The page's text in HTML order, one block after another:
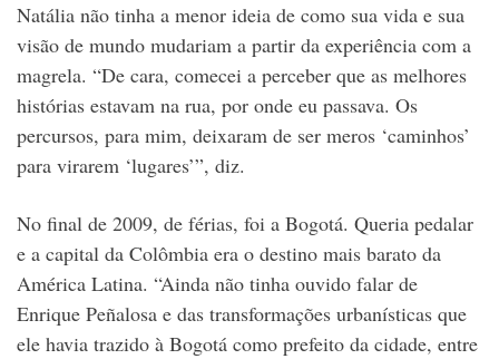
Natália não tinha a menor ideia de como sua vida e sua
visão de mundo mudariam a partir da experiência com a
magrela. “De cara, comecei a perceber que as melhores
histórias estavam na rua, por onde eu passava. Os
percursos, para mim, deixaram de ser meros ‘caminhos’
para virarem ‘lugares’”, diz.
No final de 2009, de férias, foi a Bogotá. Queria pedalar
e a capital da Colômbia era o destino mais barato da
América Latina. “Ainda não tinha ouvido falar de
Enrique Peñalosa e das transformações urbanísticas que
ele havia trazido à Bogotá como prefeito da cidade, entre